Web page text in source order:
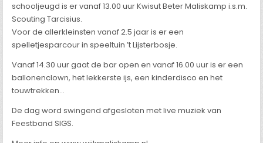
schooljeugd is er vanaf 13.00 uur Kwisut Beter Maliskamp i.s.m.
Scouting Tarcisius.
Voor de allerkleinsten vanaf 2.5 jaar is er een
spelletjesparcour in speeltuin ’t Lijsterbosje.
Vanaf 14.30 uur gaat de bar open en vanaf 16.00 uur is er een
ballonenclown, het lekkerste ijs, een kinderdisco en het
touwtrekken…
De dag word swingend afgesloten met live muziek van
Feestband SIGS.